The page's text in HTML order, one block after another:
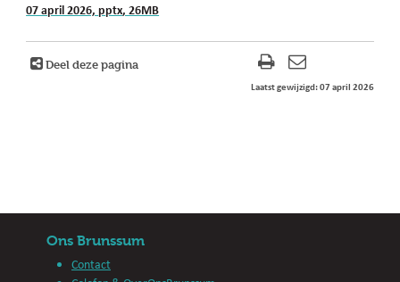
07 april 2026,pptx, 26MB
Deel deze pagina
Laatst gewijzigd: 07 april 2026
Ons Brunssum
Contact